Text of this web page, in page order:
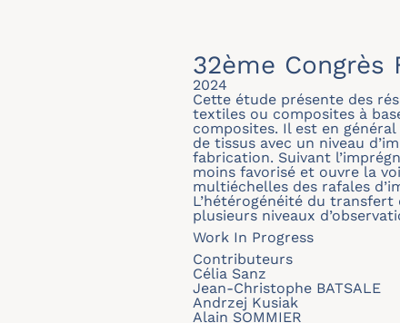
32ème Congrès
2024
Cette étude présente des
textiles ou composites à
composites. Il est en
de tissus avec un niveau
fabrication. Suivant
moins favorisé et ouvre la
multiéchelles des rafales
L’hétérogénéité du transfert
plusieurs niveaux
Work In Progress
Contributeurs
Célia Sanz
Jean-Christophe BATSALE
Andrzej Kusiak
Alain SOMMIER